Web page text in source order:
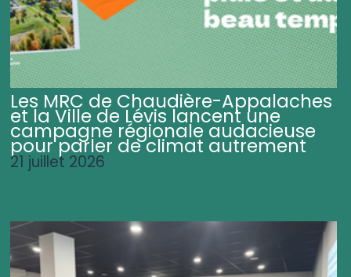
Les MRC de Chaudière-Appalaches
et la Ville de Lévis lancent une
campagne régionale audacieuse
pour parler de climat autrement
21 juillet 2026